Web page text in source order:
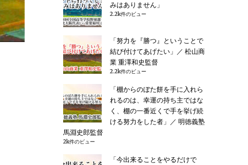
みはありません」
2.2k件のビュー
「努力を『勝つ』ということで
結び付けてあげたい」／ 松山商
業 重澤和史監督
2.2k件のビュー
「棚からのぼた餅を手に入れら
れるのは、幸運の持ち主ではな
く、棚の一番近くで手を挙げ続
ける努力をした者」／ 明徳義塾
馬淵史郎監督
2k件のビュー
「今出来ることをやるだけで